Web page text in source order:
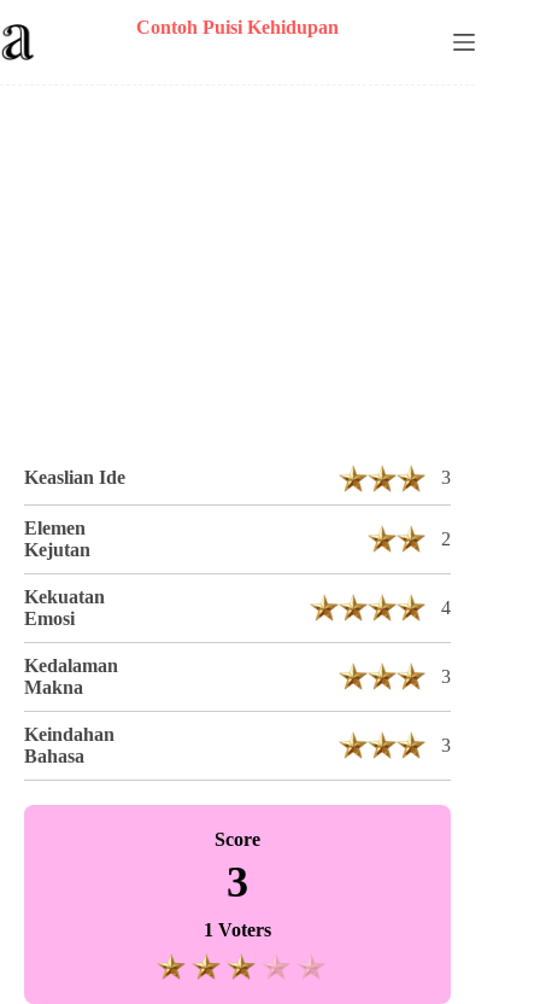
to
content
Contoh Puisi Kehidupan
Keaslian Ide 3
Elemen
Kejutan
2
Kekuatan
Emosi
4
Kedalaman
Makna
3
Keindahan
Bahasa
3
Score
3
1 Voters